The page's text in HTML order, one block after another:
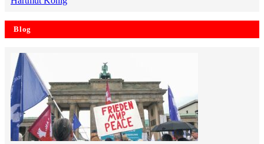
Blog